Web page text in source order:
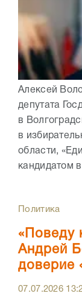
Алексей
депутата
в
в
области,
кандидатом
Политика
«Поведу
Андрей
доверие
07.07.2026